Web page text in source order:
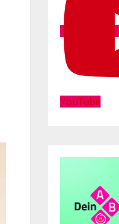
YouTube